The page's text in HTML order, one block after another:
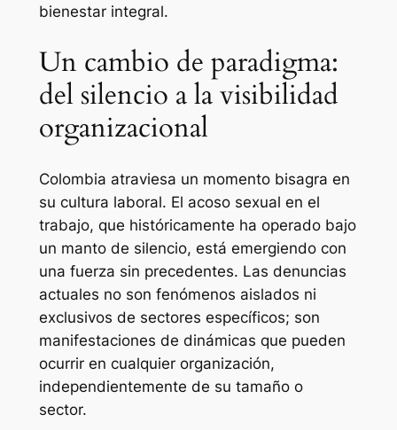
bienestar integral.
Un cambio de paradigma:
del silencio a la visibilidad
organizacional
Colombia atraviesa un momento bisagra en
su cultura laboral. El acoso sexual en el
trabajo, que históricamente ha operado bajo
un manto de silencio, está emergiendo con
una fuerza sin precedentes. Las denuncias
actuales no son fenómenos aislados ni
exclusivos de sectores específicos; son
manifestaciones de dinámicas que pueden
ocurrir en cualquier organización,
independientemente de su tamaño o
sector.